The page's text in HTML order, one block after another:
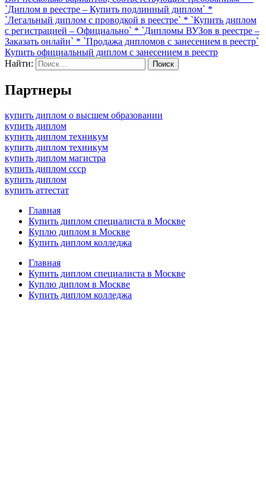
`Диплом в реестре – Купить подлинный диплом` *
`Легальный диплом с проводкой в реестре` * `Купить диплом
с регистрацией – Официально` * `Дипломы ВУЗов в реестре –
Заказать онлайн` * `Продажа дипломов с занесением в реестр`
Купить официальный диплом с занесением в реестр
Найти:
Партнеры
купить диплом о высшем образовании
купить диплом
купить диплом техникум
купить диплом техникум
купить диплом магистра
купить диплом ссср
купить диплом
купить аттестат
Главная
Купить диплом специалиста в Москве
Куплю диплом в Москве
Купить диплом колледжа
Главная
Купить диплом специалиста в Москве
Куплю диплом в Москве
Купить диплом колледжа